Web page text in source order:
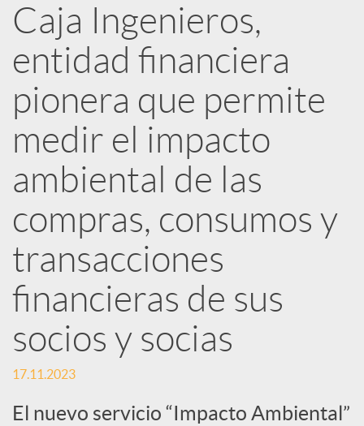
R
e
d
e
s
S
o
c
Caja Ingenieros,
entidad financiera
pionera que permite
medir el impacto
ambiental de las
compras, consumos y
transacciones
financieras de sus
socios y socias
17.11.2023
El nuevo servicio “Impacto Ambiental”